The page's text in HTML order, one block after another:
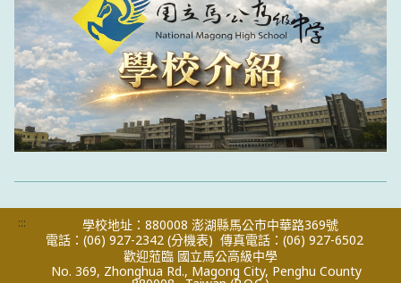
:::
學校地址：880008 澎湖縣馬公市中華路369號
電話：(06) 927-2342 (分機表) 傳真電話：(06) 927-6502
歡迎蒞臨 國立馬公高級中學
No. 369, Zhonghua Rd., Magong City, Penghu County